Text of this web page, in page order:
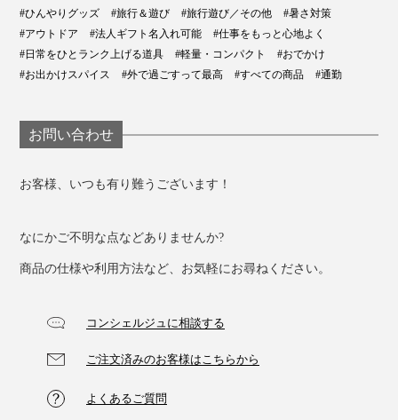
#ひんやりグッズ
#旅行＆遊び #旅行遊び／その他
#暑さ対策
#アウトドア
#法人ギフト名入れ可能
#仕事をもっと心地よく
#日常をひとランク上げる道具
#軽量・コンパクト
#おでかけ
#お出かけスパイス
#外で過ごすって最高 #すべての商品 #通勤
お問い合わせ
お客様、いつも有り難うございます！
なにかご不明な点などありませんか?
商品の仕様や利用方法など、お気軽にお尋ねください。
コンシェルジュに相談する
ご注文済みのお客様はこちらから
よくあるご質問